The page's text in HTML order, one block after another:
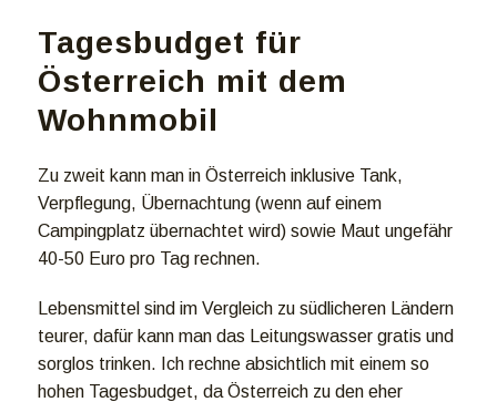
Tagesbudget für
Österreich mit dem
Wohnmobil
Zu zweit kann man in Österreich inklusive Tank,
Verpflegung, Übernachtung (wenn auf einem
Campingplatz übernachtet wird) sowie Maut ungefähr
40-50 Euro pro Tag rechnen.
Lebensmittel sind im Vergleich zu südlicheren Ländern
teurer, dafür kann man das Leitungswasser gratis und
sorglos trinken. Ich rechne absichtlich mit einem so
hohen Tagesbudget, da Österreich zu den eher